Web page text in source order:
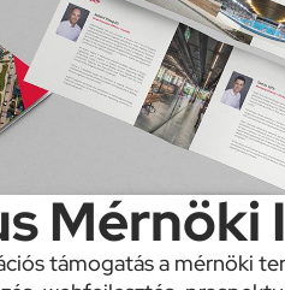
Mérnöki
támogatás a mérnöki